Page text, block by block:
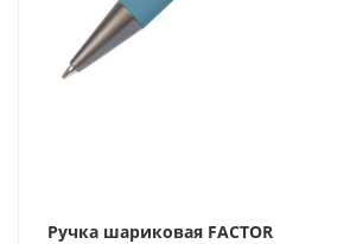
Ручка шариковая FACTOR